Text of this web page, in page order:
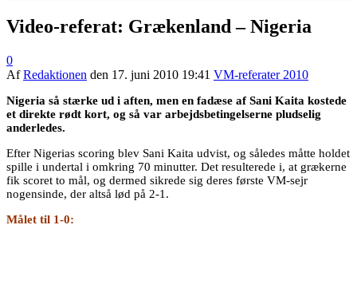
Video-referat: Grækenland – Nigeria
0
AfRedaktionen den 17. juni 2010 19:41 VM-referater 2010
Nigeria så stærke ud i aften, men en fadæse af Sani Kaita kostede
et direkte rødt kort, og så var arbejdsbetingelserne pludselig
anderledes.
Efter Nigerias scoring blev Sani Kaita udvist, og således måtte holdet
spille i undertal i omkring 70 minutter. Det resulterede i, at grækerne
fik scoret to mål, og dermed sikrede sig deres første VM-sejr
nogensinde, der altså lød på 2-1.
Målet til 1-0: